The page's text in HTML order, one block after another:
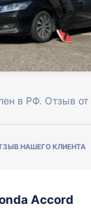
в РФ. Отзыв
НАШЕГО КЛИЕНТА
Accord